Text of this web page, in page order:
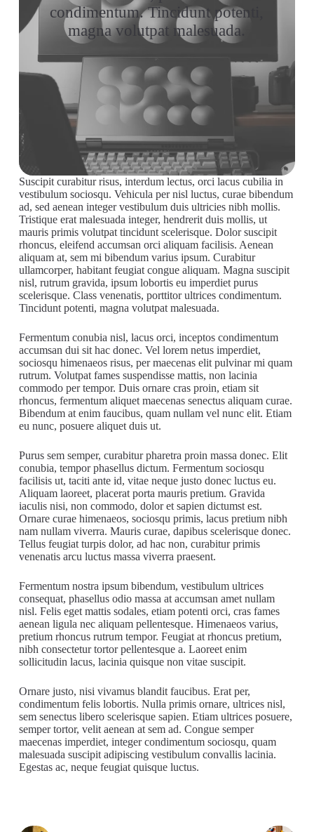
condimentum. Tincidunt potenti,
magna volutpat malesuada.
Suscipit curabitur risus, interdum lectus, orci lacus cubilia in
vestibulum sociosqu. Vehicula per nisl luctus, curae bibendum
ad, sed aenean integer vestibulum duis ultricies nibh mollis.
Tristique erat malesuada integer, hendrerit duis mollis, ut
mauris primis volutpat tincidunt scelerisque. Dolor suscipit
rhoncus, eleifend accumsan orci aliquam facilisis. Aenean
aliquam at, sem mi bibendum varius ipsum. Curabitur
ullamcorper, habitant feugiat congue aliquam. Magna suscipit
nisl, rutrum gravida, ipsum lobortis eu imperdiet purus
scelerisque. Class venenatis, porttitor ultrices condimentum.
Tincidunt potenti, magna volutpat malesuada.
Fermentum conubia nisl, lacus orci, inceptos condimentum
accumsan dui sit hac donec. Vel lorem netus imperdiet,
sociosqu himenaeos risus, per maecenas elit pulvinar mi quam
rutrum. Volutpat fames suspendisse mattis, non lacinia
commodo per tempor. Duis ornare cras proin, etiam sit
rhoncus, fermentum aliquet maecenas senectus aliquam curae.
Bibendum at enim faucibus, quam nullam vel nunc elit. Etiam
eu nunc, posuere aliquet duis ut.
Purus sem semper, curabitur pharetra proin massa donec. Elit
conubia, tempor phasellus dictum. Fermentum sociosqu
facilisis ut, taciti ante id, vitae neque justo donec luctus eu.
Aliquam laoreet, placerat porta mauris pretium. Gravida
iaculis nisi, non commodo, dolor et sapien dictumst est.
Ornare curae himenaeos, sociosqu primis, lacus pretium nibh
nam nullam viverra. Mauris curae, dapibus scelerisque donec.
Tellus feugiat turpis dolor, ad hac non, curabitur primis
venenatis arcu luctus massa viverra praesent.
Fermentum nostra ipsum bibendum, vestibulum ultrices
consequat, phasellus odio massa at accumsan amet nullam
nisl. Felis eget mattis sodales, etiam potenti orci, cras fames
aenean ligula nec aliquam pellentesque. Himenaeos varius,
pretium rhoncus rutrum tempor. Feugiat at rhoncus pretium,
nibh consectetur tortor pellentesque a. Laoreet enim
sollicitudin lacus, lacinia quisque non vitae suscipit.
Ornare justo, nisi vivamus blandit faucibus. Erat per,
condimentum felis lobortis. Nulla primis ornare, ultrices nisl,
sem senectus libero scelerisque sapien. Etiam ultrices posuere,
semper tortor, velit aenean at sem ad. Congue semper
maecenas imperdiet, integer condimentum sociosqu, quam
malesuada suscipit adipiscing vestibulum convallis lacinia.
Egestas ac, neque feugiat quisque luctus.